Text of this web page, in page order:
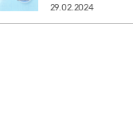
29.02.2024